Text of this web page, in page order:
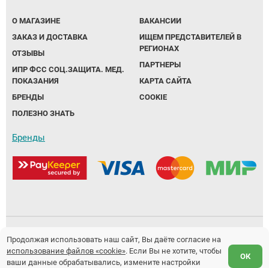
О МАГАЗИНЕ
ЗАКАЗ И ДОСТАВКА
ОТЗЫВЫ
ИПР ФСС СОЦ.ЗАЩИТА. МЕД.
ПОКАЗАНИЯ
БРЕНДЫ
ПОЛЕЗНО ЗНАТЬ
ВАКАНСИИ
ИЩЕМ ПРЕДСТАВИТЕЛЕЙ В
РЕГИОНАХ
ПАРТНЕРЫ
КАРТА САЙТА
COOKIE
Бренды
Политика обработки персональных данных
Предложение не является публичной офертой.
Продолжая использовать наш сайт, Вы даёте согласие на
использование файлов «cookie». Если Вы не хотите, чтобы
ваши данные обрабатывались, измените настройки
ОК